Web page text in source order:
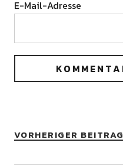
E-Mail-Adresse
VORHERIGER BEITRAG